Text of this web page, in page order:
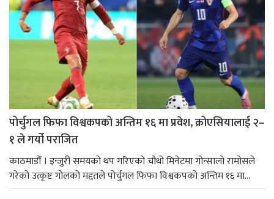
पोर्चुगल फिफा विश्वकपको अन्तिम १६ मा प्रवेश, क्रोएसियालाई २–
१ ले गर्यो पराजित
काठमाडौँ । इन्जुरी समयको थप गरिएको चौथो मिनेटमा गोन्सालो रामोसले
गरेको उत्कृष्ट गोलको मद्दतले पोर्चुगल फिफा विश्वकपको अन्तिम १६ मा...